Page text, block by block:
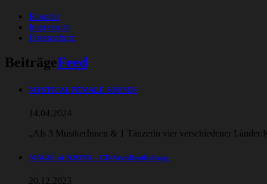
Kontakt
Impressum
Datenschutz
BeiträgeFeed
MYSTICAL FEMALE SOUNDS
14.04.2024
„Als 3 MusikerInnen & 1 Tänzerin vier verschiedener
MAGIC of SOUND – CD-Veröffentlichung
20.12.2023